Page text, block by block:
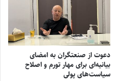
دعوت از صنعتگران به امضای
بیانیه‌ای برای مهار تورم و اصلاح
سیاست‌های پولی